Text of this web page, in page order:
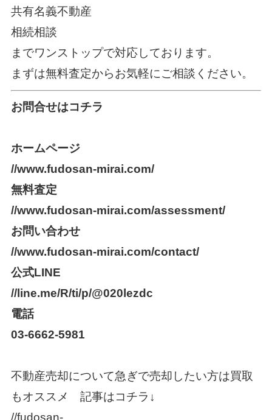
共有名義不動産
相続相談
までワンストップで対応しております。
まずは無料査定からお気軽にご相談ください。
お問合せはコチラ
ホームページ
//www.fudosan-mirai.com/
無料査定
//www.fudosan-mirai.com/assessment/
お問い合わせ
//www.fudosan-mirai.com/contact/
公式LINE
//line.me/R/ti/p/@020lezdc
電話
03-6662-5981
不動産売却について急ぎで売却したい方は買取
もオススメ 記事はコチラ ↓